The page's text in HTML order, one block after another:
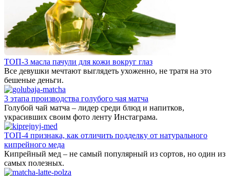
ТОП-3 масла пачули для кожи вокруг глаз
Все девушки мечтают выглядеть ухоженно, не тратя на это
бешеные деньги.
3 этапа производства голубого чая матча
Голубой чай матча – лидер среди блюд и напитков,
украсивших своим фото ленту Инстаграма.
ТОП-4 признака, как отличить подделку от натурального
кипрейного меда
Кипрейный мед – не самый популярный из сортов, но один из
самых полезных.